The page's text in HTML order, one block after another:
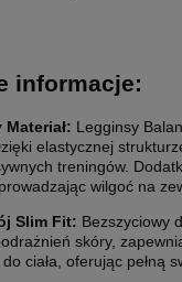
informacje:
Materiał: Legginsy
elastycznej
treningów.
wilgoć na
Slim Fit: Bezszyciowy
skóry,
ciała, oferując pełną